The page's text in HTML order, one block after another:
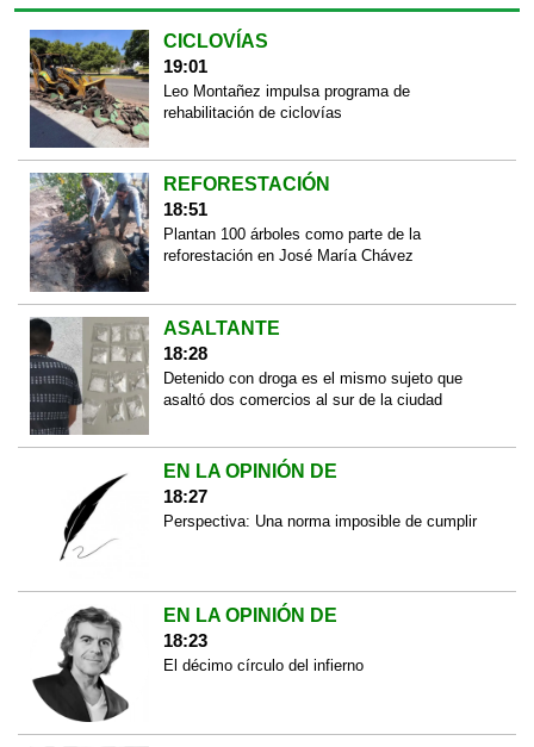
CICLOVÍAS
19:01
Leo Montañez impulsa programa de
rehabilitación de ciclovías
REFORESTACIÓN
18:51
Plantan 100 árboles como parte de la
reforestación en José María Chávez
ASALTANTE
18:28
Detenido con droga es el mismo sujeto que
asaltó dos comercios al sur de la ciudad
EN LA OPINIÓN DE
18:27
Perspectiva: Una norma imposible de cumplir
EN LA OPINIÓN DE
18:23
El décimo círculo del infierno